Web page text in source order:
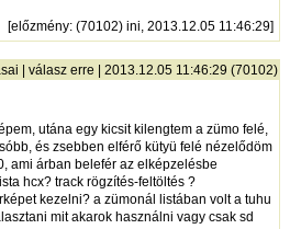
[előzmény: (70102) ini, 2013.12.05 11:46:29]
| válasz erre | 2013.12.05 11:46:29 (70102)
utána egy kicsit kilengtem a zümo felé,
és zsebben elférő kütyü felé nézelődöm
ami árban belefér az elképzelésbe
hcx? track rögzítés-feltöltés ?
kezelni? a zümonál listában volt a tuhu
mit akarok használni vagy csak sd